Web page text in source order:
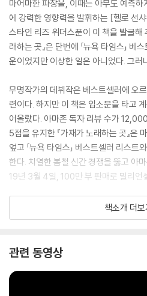
마어마한 파장을, 이때는 아무도 예측
에 강력한 영향력을 발휘하는 [헬로 선
스타인 리즈 위더스푼이 이 책을 발굴해
래하는 곳』은 단번에 「뉴욕 타임스」
운이었지만 이상한 일은 아니었다. 그러
무명작가의 데뷔작은 베스트셀러에 오
련이다. 하지만 이 책은 입소문을 타고
어올랐다. 아마존 독자 리뷰 수가
5점을 유지한 『가재가 노래하는 곳』은
엎고 「뉴욕 타임스」 베스트셀러 리스
한다. 치열한 봄철 신간 경쟁을 뚫고 아
19년 3월 4일, 100만 부 판매로 밀리언
#1 NEW YORK TIMES
A Reese's Book Club Pick
책소개 더보
관련 동영상